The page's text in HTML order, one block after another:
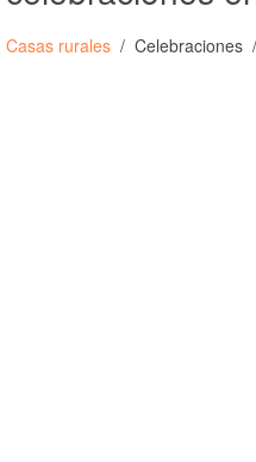
Casas rurales Celebraciones